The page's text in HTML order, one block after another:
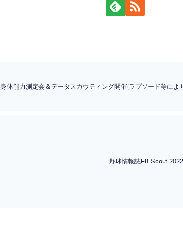
身体能力測定会＆データスカウティング開催(ラプソード等によ
野球情報誌FB Scout